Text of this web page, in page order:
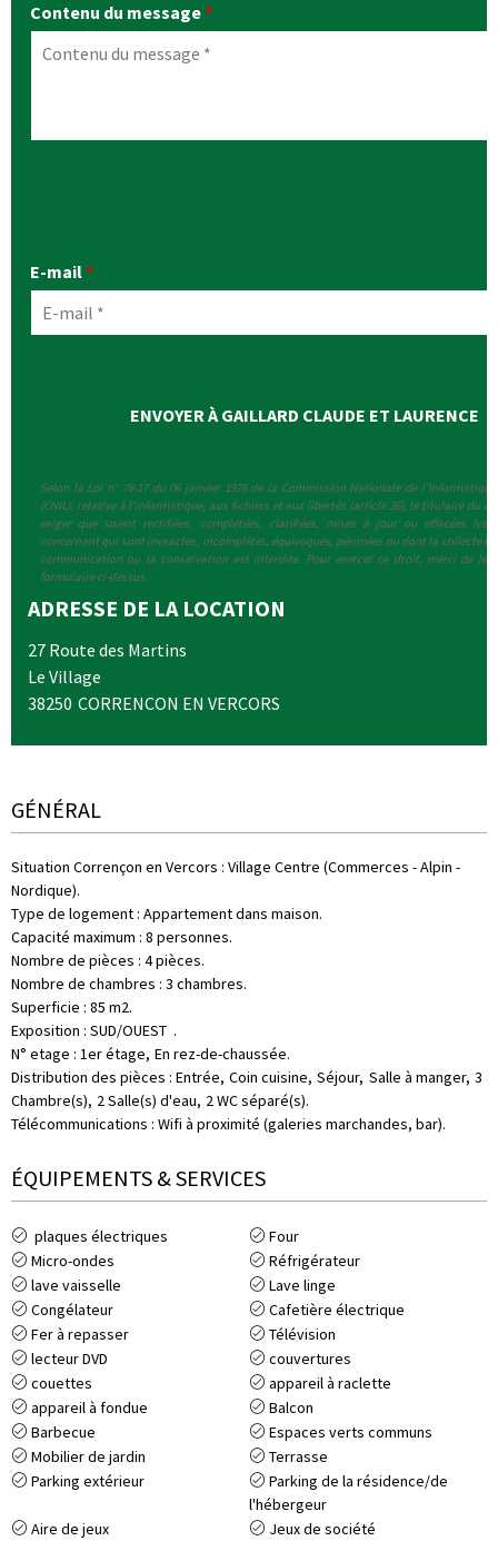
Contenu du message*
E-mail*
Selon la Loi n° 78-17 du 06 janvier 1978 de la Commission Nationale de
(CNIL), relative à l'informatique, aux fichiers et aux libertés (article 36), le titulaire du
exiger que soient rectifiées, complétées, clarifiées, mises à jour ou effacées les
concernant qui sont inexactes, incomplètes, équivoques, périmées ou dont la collecte
communication ou la conservation est interdite. Pour exercer ce droit, merci de le
formulaire ci-dessus.
ADRESSE DE LA LOCATION
27 Route des Martins
Le Village
38250 CORRENCON EN VERCORS
GÉNÉRAL
Situation Corrençon en Vercors : Village Centre (Commerces - Alpin -
Nordique)
Type de logement : Appartement dans maison
Capacité maximum : 8 personnes
Nombre de pièces : 4 pièces
Nombre de chambres : 3 chambres
Superficie : 85 m2
Exposition : SUD/OUEST
N° etage : 1erétage En rez-de-chaussée
Distribution des pièces : Entrée Coin cuisine Séjour Salle à manger 3
Chambre(s) 2Salle(s) d'eau 2WC séparé(s)
Télécommunications : Wifi à proximité (galeries marchandes, bar)
ÉQUIPEMENTS & SERVICES
plaques électriques
Four
Micro-ondes
Réfrigérateur
lave vaisselle
Lave linge
Congélateur
Cafetière électrique
Fer à repasser
Télévision
lecteur DVD
couvertures
couettes
appareil à raclette
appareil à fondue
Balcon
Barbecue
Espaces verts communs
Mobilier de jardin
Terrasse
Parking extérieur
Parking de la résidence/de
l'hébergeur
Aire de jeux
Jeux de société